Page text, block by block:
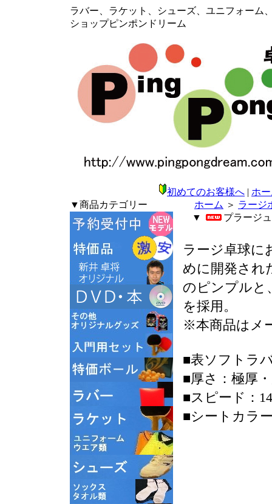
ラバー、ラケット、シューズ、ユニフォーム
ショップピンポンドリーム
初めてのお客様へ | ホ
▼商品カテゴリー
ホーム ＞ ラージ
▼
プラージ
ラージ卓球に
めに開発され
のピンプルと
を採用。
※本商品はメ
■表ソフトラ
■厚さ：極厚
■スピード：
■シートカラ